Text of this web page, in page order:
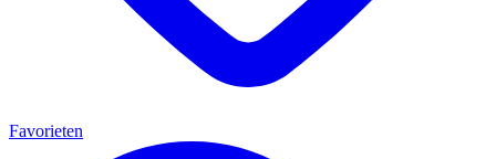
Favorieten